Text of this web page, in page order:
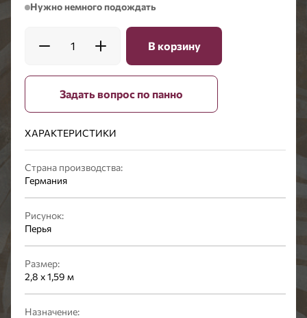
Нужно немного подождать
1 В корзину
Задать вопрос по панно
ХАРАКТЕРИСТИКИ
Страна производства:
Германия
Рисунок:
Перья
Размер:
2,8 х 1,59 м
Назначение: